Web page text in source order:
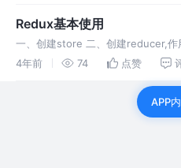
Redux基本使用
一、创建store 二、创建reducer,作
后面就是修改的时候调用 三、页面
4年前 74 点赞
APP